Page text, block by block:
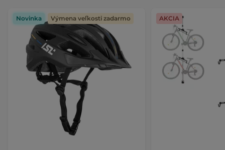
Novinka Výmena veľkosti zadarmo AKCIA